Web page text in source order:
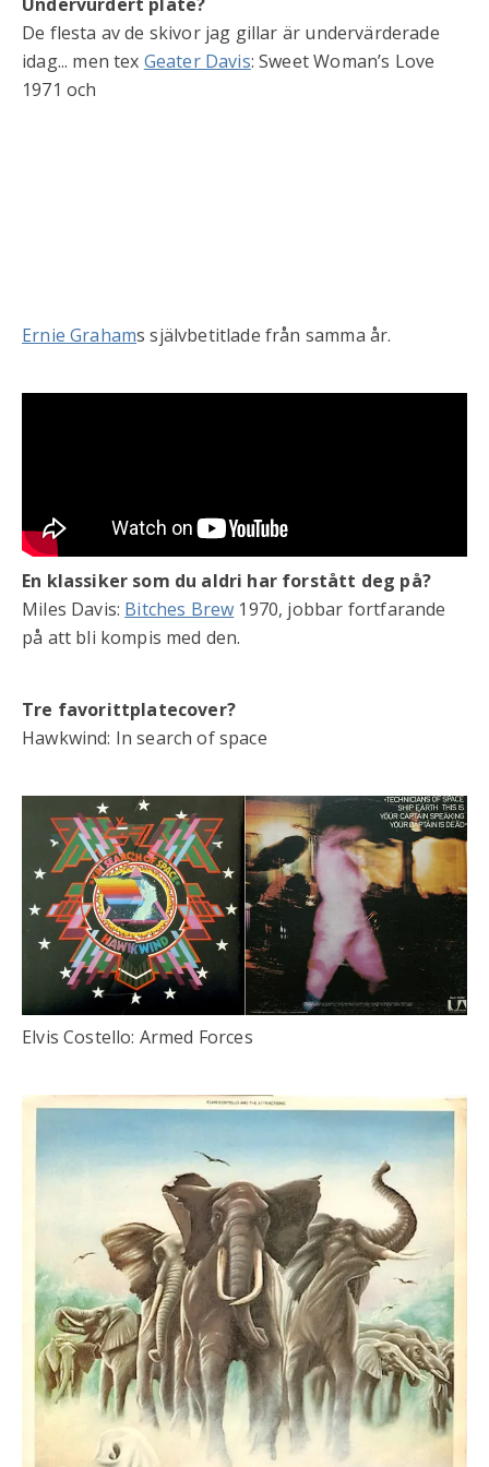
De flesta av de skivor jag gillar är undervärderade
idag... men tex Geater Davis: Sweet Woman’s Love
1971 och
Ernie Grahams självbetitlade från samma år.
En klassiker som du aldri har forstått deg på?
Miles Davis: Bitches Brew 1970, jobbar fortfarande
på att bli kompis med den.
Tre favorittplatecover?
Hawkwind: In search of space
Elvis Costello: Armed Forces